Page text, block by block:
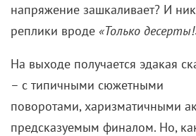
напряжение зашкаливает? И
реплики вроде «Только
На выходе получается эдакая
– с типичными сюжетными
поворотами, харизматичными
предсказуемым финалом. Но,